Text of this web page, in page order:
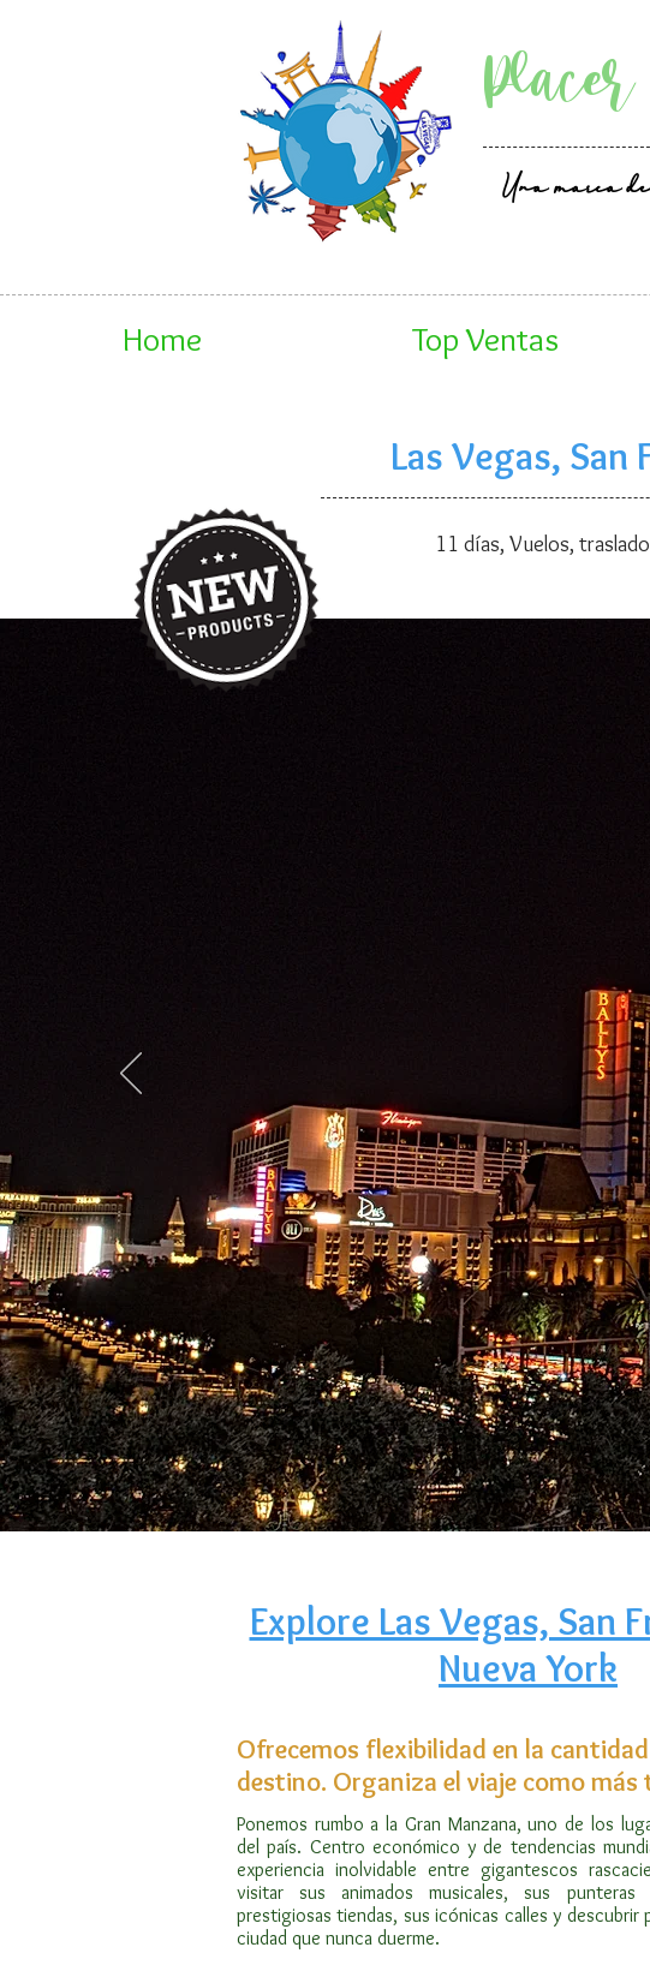
Una marca de
Home Top Ventas
Las Vegas,
11 días, Vuelos,
Explore Las Vegas, San
Nueva York
Ofrecemos flexibilidad en la
destino. Organiza el viaje como más
Ponemos rumbo a la Gran Manzana, uno de los
del país. Centro económico y de tendencias
experiencia inolvidable entre gigantescos
visitar sus animados musicales, sus
prestigiosas tiendas, sus icónicas calles y descubrir
ciudad que nunca duerme.